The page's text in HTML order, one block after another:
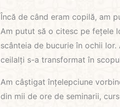
Încă de când eram copilă, am
Am putut să o citesc pe fețele
scânteia de bucurie în ochii
ceilalți s-a transformat în
Am câștigat înțelepciune
din mii de ore de seminarii,